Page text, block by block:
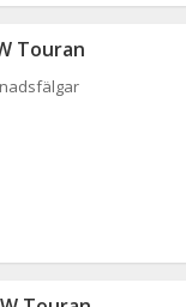
Touran